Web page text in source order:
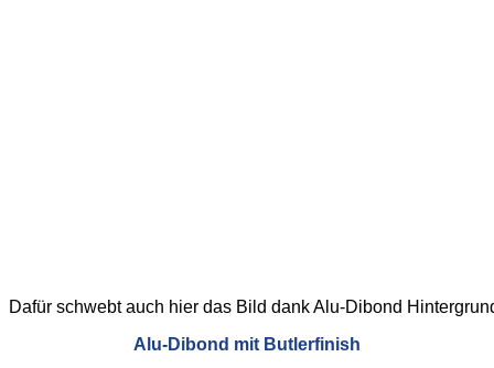
Dafür schwebt auch hier das Bild dank Alu-Dibond
Alu-Dibond mit Butlerfinish